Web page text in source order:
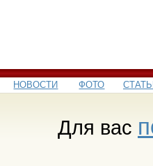
НОВОСТИ ФОТО
Для вас